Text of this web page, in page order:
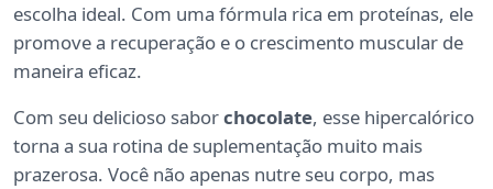
escolha ideal. Com uma fórmula rica em proteínas, ele
promove a recuperação e o crescimento muscular de
maneira eficaz.
Com seu delicioso saborchocolate, esse hipercalórico
torna a sua rotina de suplementação muito mais
prazerosa. Você não apenas nutre seu corpo, mas